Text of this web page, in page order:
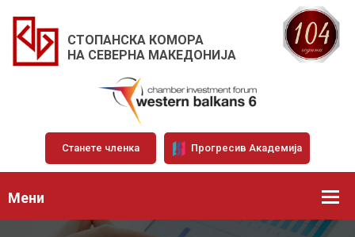
СТОПАНСКА КОМОРА
НА СЕВЕРНА МАКЕДОНИЈА
Станете членка Прогресив Академија
Мени